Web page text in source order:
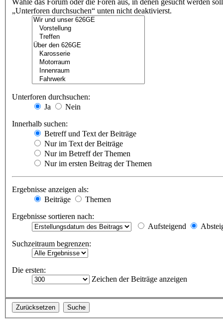
Wähle das Forum oder die Foren aus, in denen gesucht werden
„Unterforen durchsuchen“ unten nicht deaktivierst.
Unterforen durchsuchen:
Ja
Nein
Innerhalb suchen:
Betreff und Text der Beiträge
Nur im Text der Beiträge
Nur im Betreff der Themen
Nur im ersten Beitrag der Themen
Ergebnisse anzeigen als:
Beiträge
Themen
Ergebnisse sortieren nach:
Aufsteigend
Suchzeitraum begrenzen:
Die ersten:
Zeichen der Beiträge anzeigen